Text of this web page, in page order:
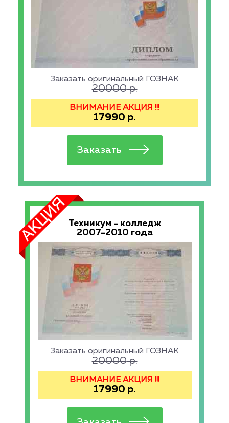
Заказать оригинальный ГОЗНАК
20000р.
ВНИМАНИЕ АКЦИЯ !!!
17990 р.
Техникум - колледж
2007-2010 года
Заказать оригинальный ГОЗНАК
20000р.
ВНИМАНИЕ АКЦИЯ !!!
17990 р.